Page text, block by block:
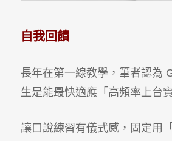
自我回饋
長年在第一線教學，筆者認為
生是能最快適應「高頻率上台
讓口說練習有儀式感，固定用「